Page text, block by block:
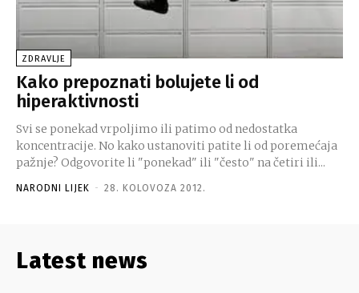
ZDRAVLJE
Kako prepoznati bolujete li od
hiperaktivnosti
Svi se ponekad vrpoljimo ili patimo od nedostatka
koncentracije. No kako ustanoviti patite li od poremećaja
pažnje? Odgovorite li "ponekad" ili "često" na četiri ili...
NARODNI LIJEK - 28. KOLOVOZA 2012.
Latest news